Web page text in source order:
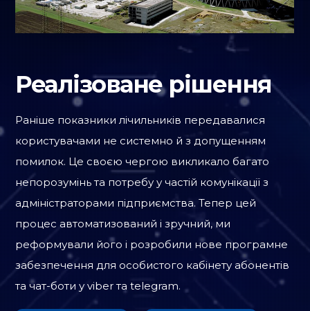
Реалізоване рішення
Раніше показники лічильників передавалися
користувачами не системно й з допущенням
помилок. Це своєю чергою викликало багато
непорозумінь та потребу у частій комунікації з
адміністраторами підприємства. Тепер цей
процес автоматизований і зручний, ми
реформували його і розробили нове програмне
забезпечення для особистого кабінету абонентів
та чат-боти у viber та telegram.